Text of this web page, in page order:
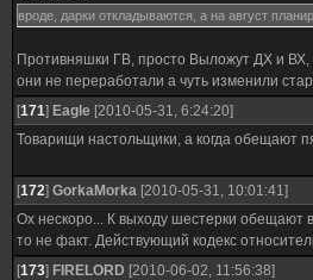
вроде, дарки откладываются, а на август
Противняшки ГВ, просто Выложут ДХ и ВХ,
они не переработали а чуть изменили
[171] Eagle [2010-05-31, 6:24:20]
Товарищи настольщики, а когда обещают
[172] GorkaMorka [2010-05-31, 10:01:41]
Ох нескоро... К выходу шестерки обещают
то не факт. Действующий кодекс
[173] FIRELORD [2010-06-02, 11:56:38]